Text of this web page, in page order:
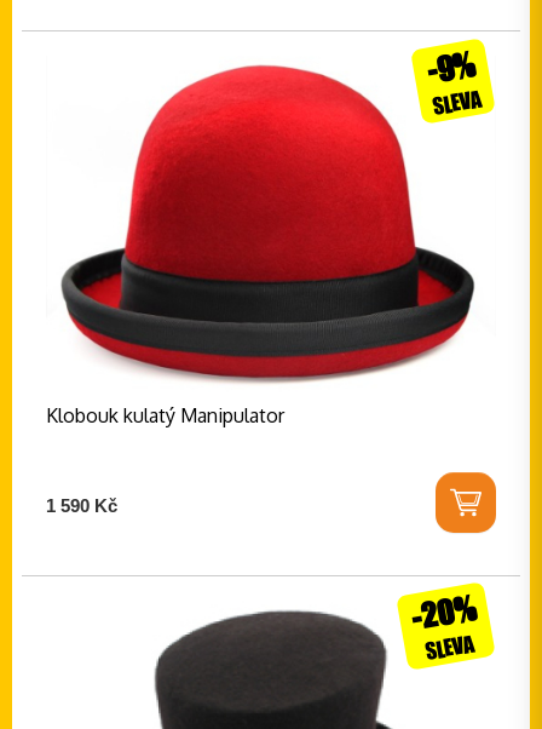
Klobouk kulatý Manipulator
1 590 Kč
-9%
SLEVA
-20%
SLEVA